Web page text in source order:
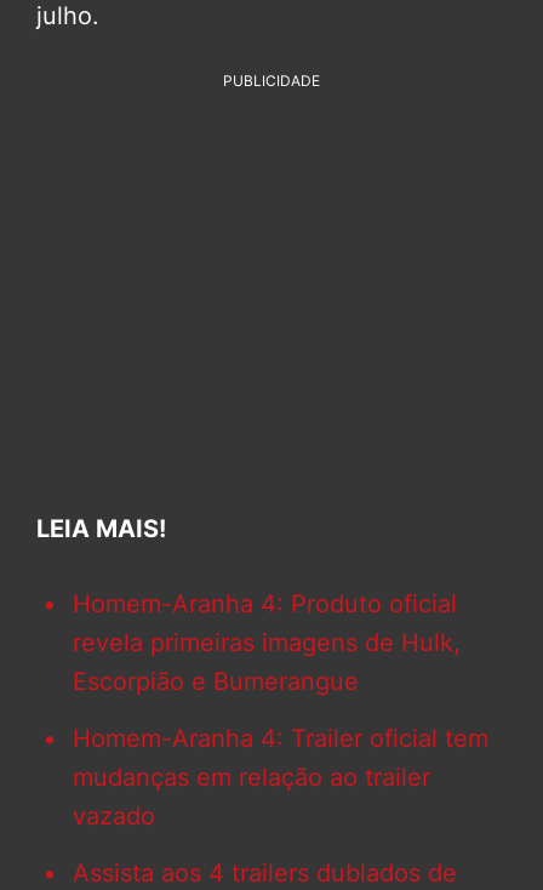
julho.
PUBLICIDADE
LEIA MAIS!
Homem-Aranha 4: Produto oficial
revela primeiras imagens de Hulk,
Escorpião e Bumerangue
Homem-Aranha 4: Trailer oficial tem
mudanças em relação ao trailer
vazado
Assista aos 4 trailers dublados de